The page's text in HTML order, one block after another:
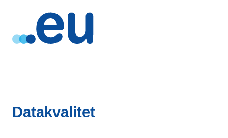
Datakvalitet